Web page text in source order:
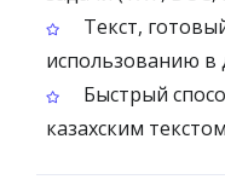
Текст,
использованию в
Быстрый
казахским